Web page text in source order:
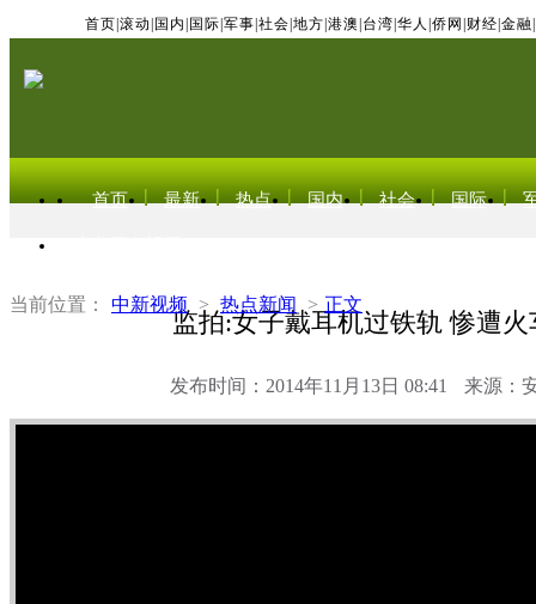
首页 滚动 国内 国际 军事 社会 地方 港澳 台湾 华人 侨网 财经 金融
首页 最新 热点 国内 社会 国际
当前位置： 中新视频 > 热点新闻 > 正文
监拍:女子戴耳机过铁轨 惨遭火
发布时间：2014年11月13日 08:41 来源：